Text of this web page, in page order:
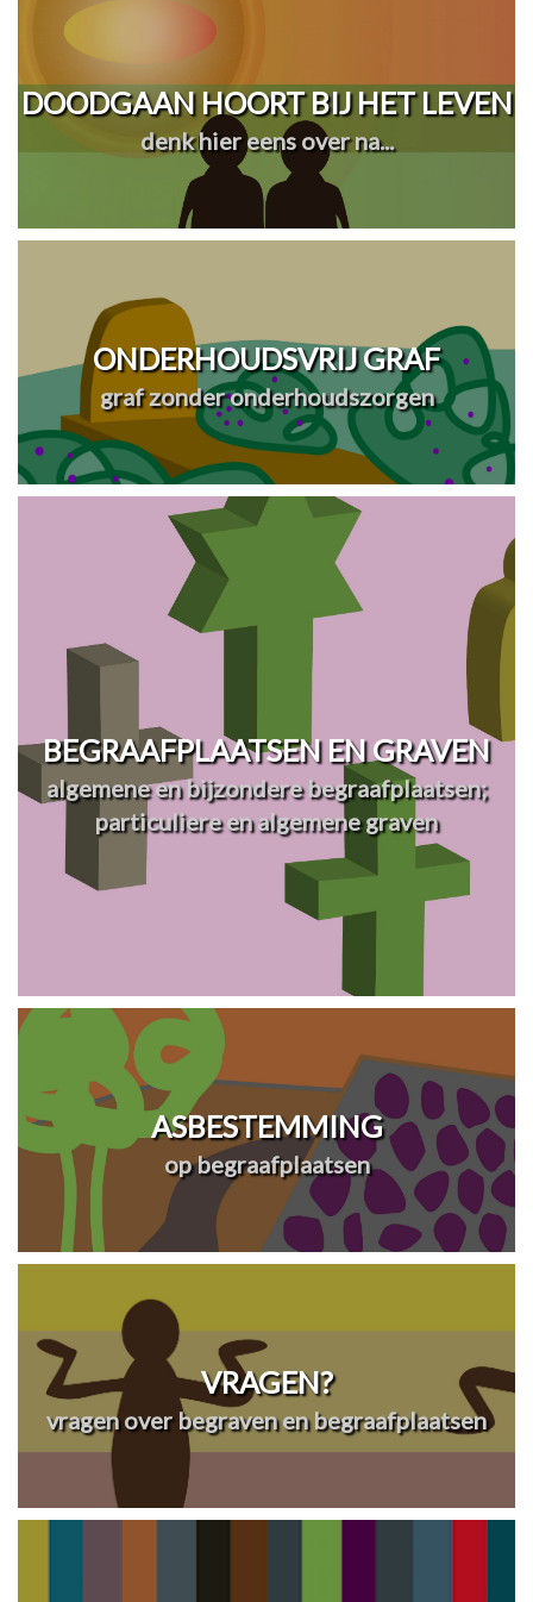
DOODGAAN HOORT BIJ HET LEVEN
denk hier eens over na...
ONDERHOUDSVRIJ GRAF
graf zonder onderhoudszorgen
BEGRAAFPLAATSEN EN GRAVEN
algemene en bijzondere begraafplaatsen;
particuliere en algemene graven
ASBESTEMMING
op begraafplaatsen
VRAGEN?
vragen over begraven en begraafplaatsen